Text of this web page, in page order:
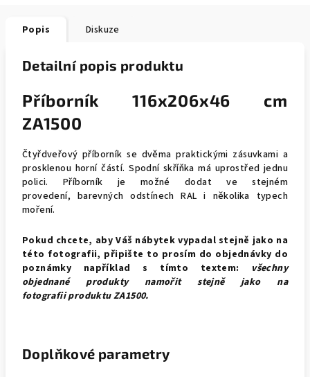
Popis Diskuze
Detailní popis produktu
Příborník 116x206x46 cm
ZA1500
Čtyřdveřový příborník se dvěma praktickými zásuvkami a
prosklenou horní částí. Spodní skříňka má uprostřed jednu
polici. Příborník je možné dodat ve stejném
provedení, barevných odstínech RAL i několika typech
moření.
Pokud chcete, aby Váš nábytek vypadal stejně jako na
této fotografii, připište to prosím do objednávky do
poznámky například s tímto textem: všechny
objednané produkty namořit stejně jako na
fotografii produktu ZA1500.
Doplňkové parametry